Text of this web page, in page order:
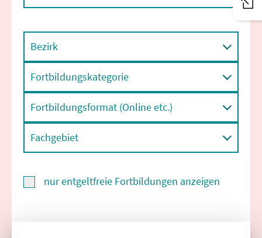
Bezirk
Fortbildungskategorie
Fortbildungsformat (Online etc.)
Fachgebiet
nur entgeltfreie Fortbildungen anzeigen